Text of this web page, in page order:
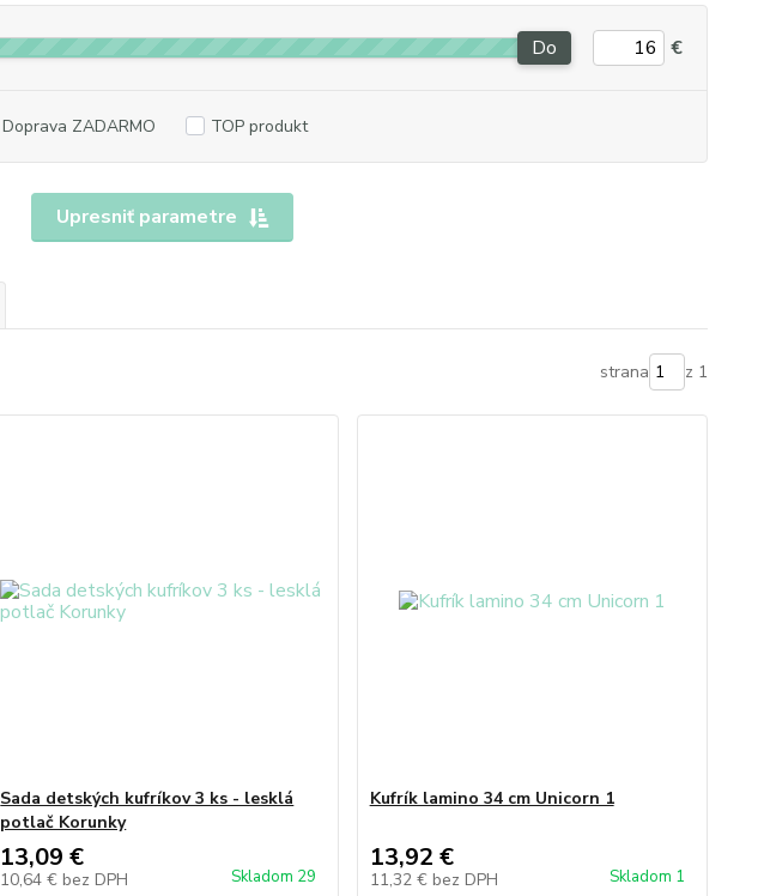
Upresniť parametre
Do €
Doprava ZADARMO TOP produkt
strana z 1
Sada detských kufríkov 3 ks - lesklá
potlač Korunky
13,09 €
10,64 € bez DPH Skladom 29
Kufrík lamino 34 cm Unicorn 1
13,92 €
11,32 € bez DPH Skladom 1